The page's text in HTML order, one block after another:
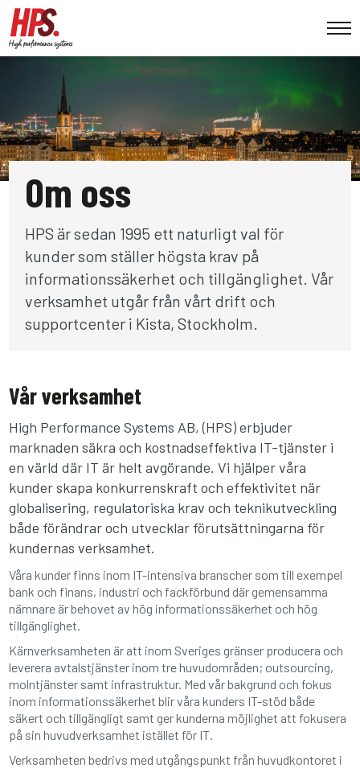
Om oss
HPS är sedan 1995 ett naturligt val för
kunder som ställer högsta krav på
informationssäkerhet och tillgänglighet. Vår
verksamhet utgår från vårt drift och
supportcenter i Kista, Stockholm.
Vår verksamhet
High Performance Systems AB, (HPS) erbjuder
marknaden säkra och kostnadseffektiva IT-tjänster i
en värld där IT är helt avgörande. Vi hjälper våra
kunder skapa konkurrenskraft och effektivitet när
globalisering, regulatoriska krav och teknikutveckling
både förändrar och utvecklar förutsättningarna för
kundernas verksamhet.
Våra kunder finns inom IT-intensiva branscher som till exempel
bank och finans, industri och fackförbund där gemensamma
nämnare är behovet av hög informationssäkerhet och hög
tillgänglighet.
Kärnverksamheten är att inom Sveriges gränser producera och
leverera avtalstjänster inom tre huvudområden; outsourcing,
molntjänster samt infrastruktur. Med vår bakgrund och fokus
inom informationssäkerhet blir våra kunders IT-stöd både
säkert och tillgängligt samt ger kunderna möjlighet att fokusera
på sin huvudverksamhet istället för IT.
Verksamheten bedrivs med utgångspunkt från huvudkontoret i